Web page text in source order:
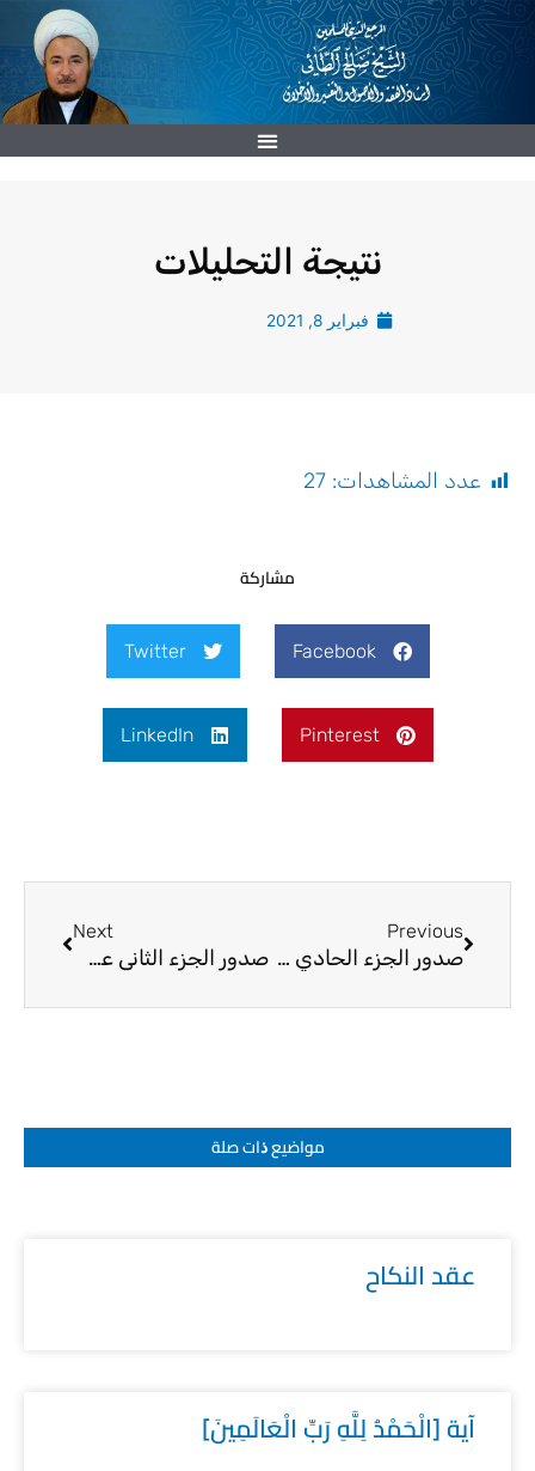
تخطي
نتيجة التحليلات
فبراير 8, 2021
عدد المشاهدات: 27
مشاركة
Facebook
Twitter
Pinterest
LinkedIn
Previous
صدور الجزء الحادي عشر بعد المائتين من معالم الإيمان
Next
صدور الجزء الثاني عشر بعد المائتين من معالم الإيمان في تفسير القرآن
مواضيع ﺫات صلة
عقد النكاح
آية [الْحَمْدُ لِلَّهِ رَبِّ الْعَالَمِينَ]